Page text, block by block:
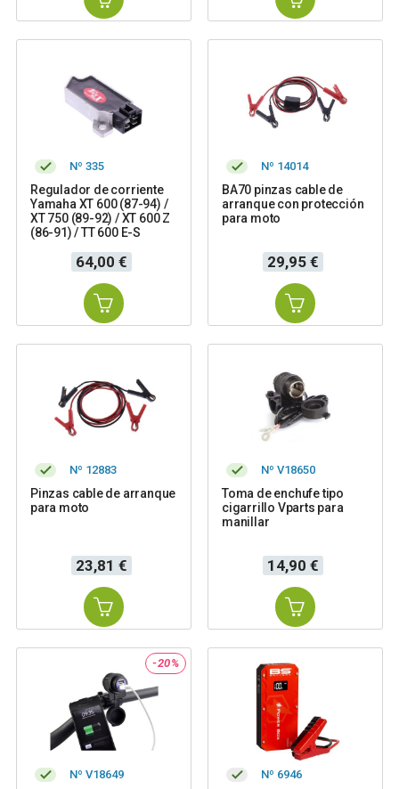
Nº 335
Regulador de corriente
Yamaha XT 600 (87-94) /
XT 750 (89-92) / XT 600 Z
(86-91) / TT 600 E-S
Precio
64,00 €
Nº 14014
BA70 pinzas cable de
arranque con protección
para moto
Precio
29,95 €
Nº 12883
Pinzas cable de arranque
para moto
Precio
23,81 €
Nº V18650
Toma de enchufe tipo
cigarrillo Vparts para
manillar
Precio
14,90 €
-20%
Nº V18649 Nº 6946